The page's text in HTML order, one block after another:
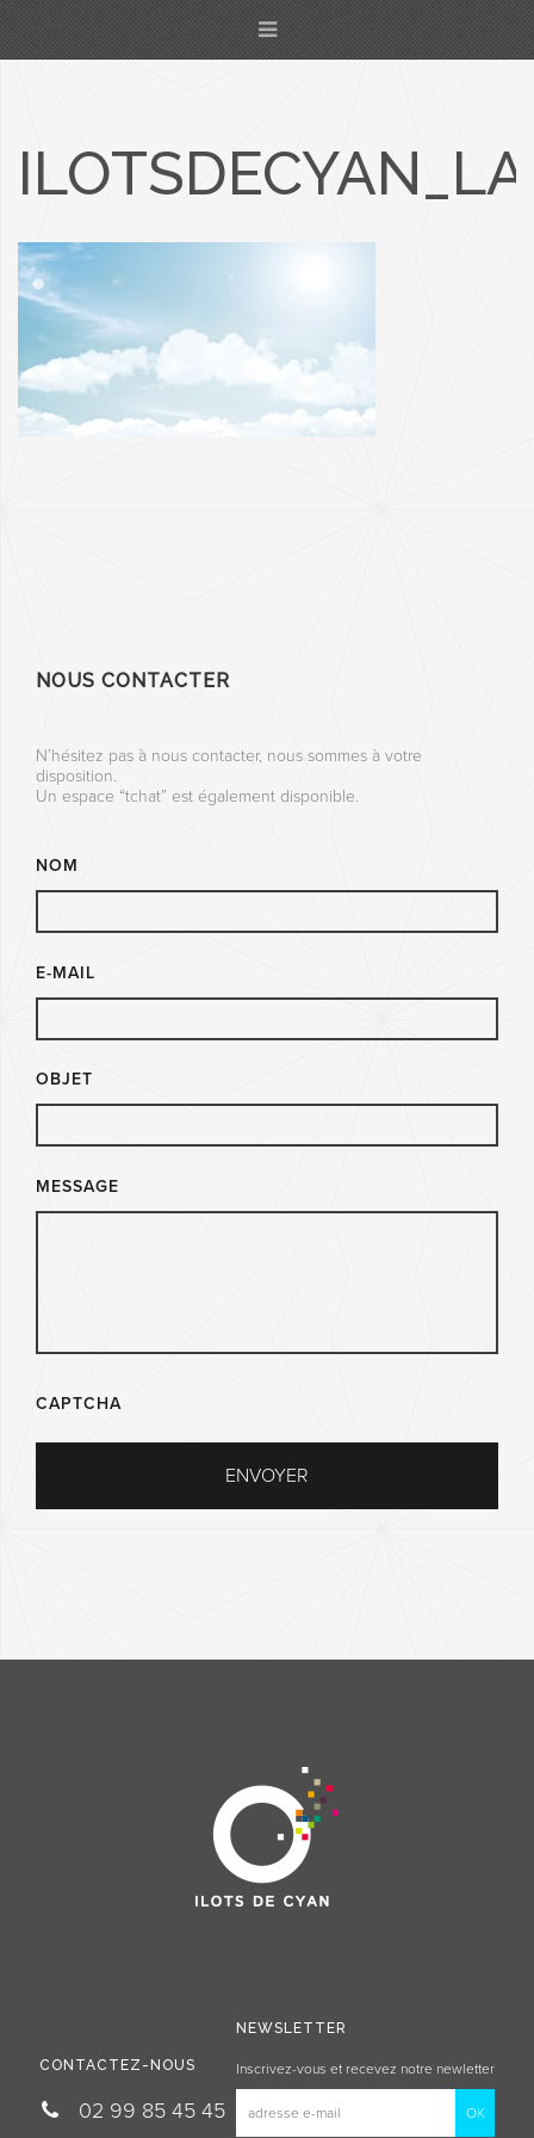
NOUS CONTACTER
N’hésitez pas à nous contacter, nous sommes à votre
disposition.
Un espace “tchat” est également disponible.
NOM
E-MAIL
OBJET
MESSAGE
CAPTCHA
CONTACTEZ-NOUS
02 99 85 45 45
NEWSLETTER
Inscrivez-vous et recevez notre newletter